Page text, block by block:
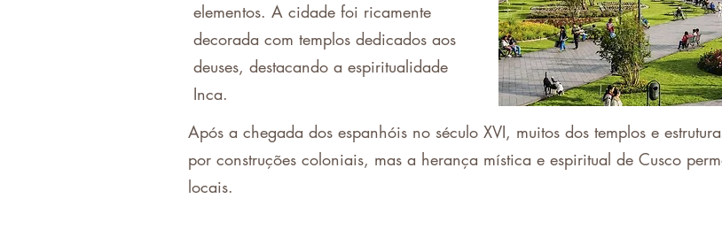
elementos. A cidade foi ricamente
decorada com templos dedicados aos
deuses, destacando a espiritualidade
Inca.
Após a chegada dos espanhóis no século XVI, muitos dos templos e
por construções coloniais, mas a herança mística e espiritual de Cusco
locais.